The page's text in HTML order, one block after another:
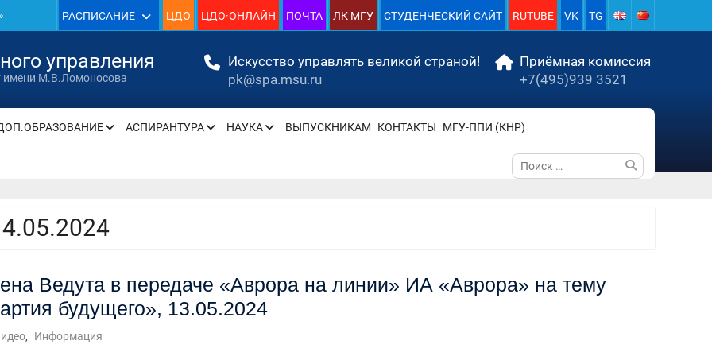
—
—
РАСПИСАНИЕ ЦДО ЦДО·ОНЛАЙН ПОЧТА ЛК МГУ СТУДЕНЧЕСКИЙ САЙТ RUTUBE VK TG
управления
имени М.В.Ломоносова
Искусство управлять великой страной!
pk@spa.msu.ru
Приёмная комиссия
+7(495)939 3521
АСПИРАНТУРА НАУКА ВЫПУСКНИКАМ КОНТАКТЫ МГУ-ППИ (КНР)
Поиск
по:
Ведута в передаче «Аврора на линии» ИА «Аврора» на тему
будущего», 13.05.2024
, Информация